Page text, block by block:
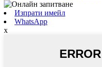
Изпрати имейл
WhatsApp
x